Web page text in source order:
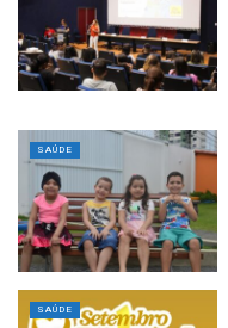
SAÚDE
SAÚDE